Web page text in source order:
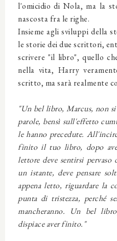
l'omicidio di Nola, ma la
nascosta fra le righe.
Insieme agli sviluppi della
le storie dei due scrittori,
scrivere "il libro", quello
nella vita, Harry
scritto, ma sarà realmente
"Un bel libro, Marcus, non
parole, bensì sull'effetto
le hanno precedute.
finito il tuo libro, dopo
lettore deve sentirsi pervaso
un istante, deve pensare
appena letto, riguardare la
punta di tristezza, perché
mancheranno. Un bel
dispiace aver finito."